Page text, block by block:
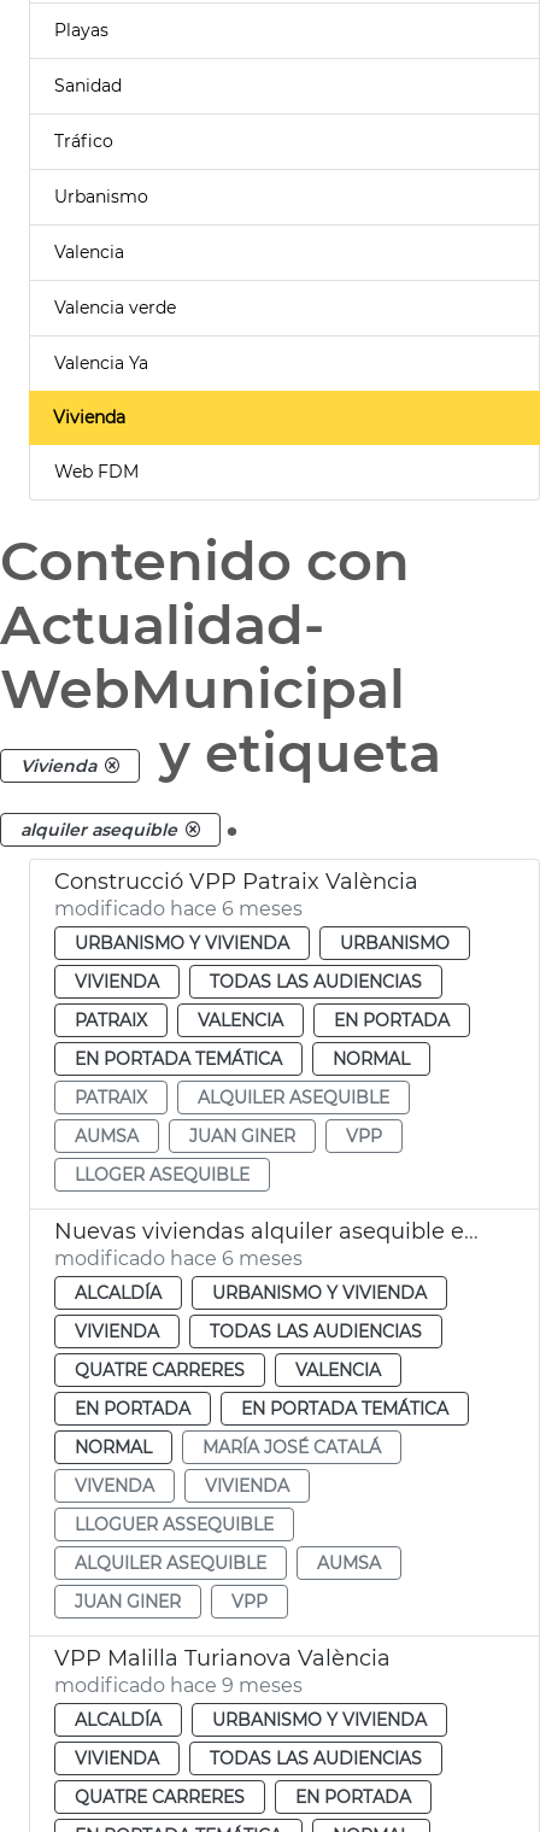
Playas
Sanidad
Tráfico
Urbanismo
Valencia
Valencia verde
Valencia Ya
Vivienda
Web FDM
Contenido con
Actualidad-
WebMunicipal
Vivienda y etiqueta
alquiler asequible .
Construcció VPP Patraix València
modificado hace 6 meses
URBANISMO Y VIVIENDA
URBANISMO
VIVIENDA
TODAS LAS AUDIENCIAS
PATRAIX
VALENCIA
EN PORTADA
EN PORTADA TEMÁTICA
NORMAL
PATRAIX
ALQUILER ASEQUIBLE
AUMSA
JUAN GINER
VPP
LLOGER ASEQUIBLE
Nuevas viviendas alquiler asequible en La Punta València
modificado hace 6 meses
ALCALDÍA
URBANISMO Y VIVIENDA
VIVIENDA
TODAS LAS AUDIENCIAS
QUATRE CARRERES
VALENCIA
EN PORTADA
EN PORTADA TEMÁTICA
NORMAL
MARÍA JOSÉ CATALÁ
VIVENDA
VIVIENDA
LLOGUER ASSEQUIBLE
ALQUILER ASEQUIBLE
AUMSA
JUAN GINER
VPP
VPP Malilla Turianova València
modificado hace 9 meses
ALCALDÍA
URBANISMO Y VIVIENDA
VIVIENDA
TODAS LAS AUDIENCIAS
QUATRE CARRERES
EN PORTADA